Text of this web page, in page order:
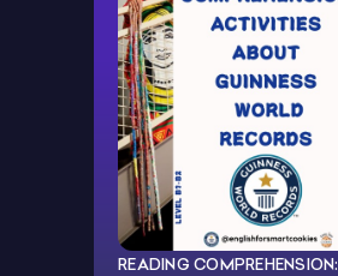
READING COMPREHENSION: